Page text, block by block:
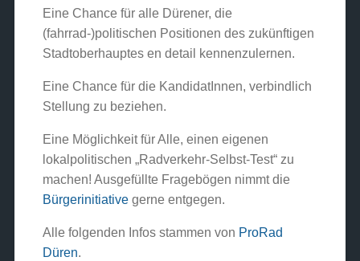
Eine Chance für alle Dürener, die
(fahrrad-)politischen Positionen des zukünftigen
Stadtoberhauptes en detail kennenzulernen.
Eine Chance für die KandidatInnen, verbindlich
Stellung zu beziehen.
Eine Möglichkeit für Alle, einen eigenen
lokalpolitischen „Radverkehr-Selbst-Test“ zu
machen! Ausgefüllte Fragebögen nimmt die
Bürgerinitiativegerne entgegen.
Alle folgenden Infos stammen von ProRad
Düren.